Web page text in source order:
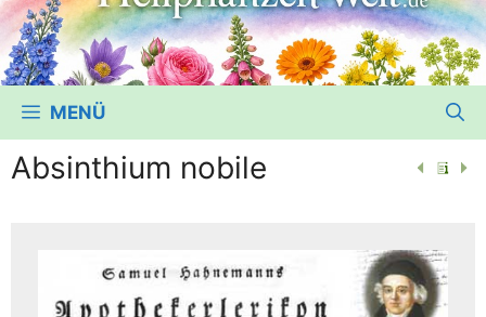
MENÜ
Absinthium nobile